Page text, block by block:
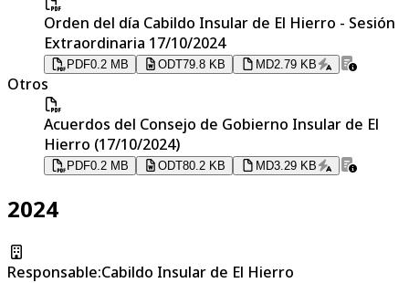
Orden del día Cabildo Insular de El Hierro - Sesión
Extraordinaria 17/10/2024
PDF0.2 MB ODT79.8 KB MD2.79 KB
Otros
Acuerdos del Consejo de Gobierno Insular de El
Hierro (17/10/2024)
PDF0.2 MB ODT80.2 KB MD3.29 KB
2024
Responsable:Cabildo Insular de El Hierro